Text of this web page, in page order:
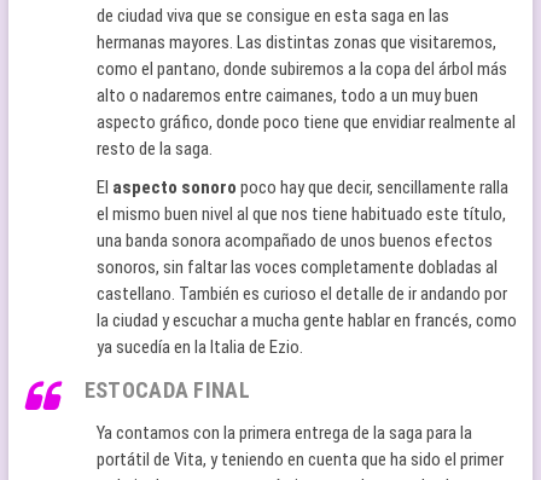
de ciudad viva que se consigue en esta saga en las
hermanas mayores. Las distintas zonas que visitaremos,
como el pantano, donde subiremos a la copa del árbol más
alto o nadaremos entre caimanes, todo a un muy buen
aspecto gráfico, donde poco tiene que envidiar realmente al
resto de la saga.
El aspecto sonoro poco hay que decir, sencillamente ralla
el mismo buen nivel al que nos tiene habituado este título,
una banda sonora acompañado de unos buenos efectos
sonoros, sin faltar las voces completamente dobladas al
castellano. También es curioso el detalle de ir andando por
la ciudad y escuchar a mucha gente hablar en francés, como
ya sucedía en la Italia de Ezio.
ESTOCADA FINAL
Ya contamos con la primera entrega de la saga para la
portátil de Vita, y teniendo en cuenta que ha sido el primer